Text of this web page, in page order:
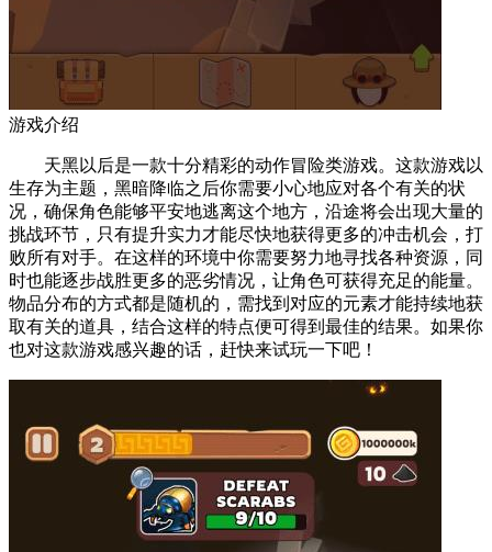
游戏介绍
天黑以后是一款十分精彩的动作冒险类游戏。这款游戏以
生存为主题，黑暗降临之后你需要小心地应对各个有关的状
况，确保角色能够平安地逃离这个地方，沿途将会出现大量的
挑战环节，只有提升实力才能尽快地获得更多的冲击机会，打
败所有对手。在这样的环境中你需要努力地寻找各种资源，同
时也能逐步战胜更多的恶劣情况，让角色可获得充足的能量。
物品分布的方式都是随机的，需找到对应的元素才能持续地获
取有关的道具，结合这样的特点便可得到最佳的结果。如果你
也对这款游戏感兴趣的话，赶快来试玩一下吧！